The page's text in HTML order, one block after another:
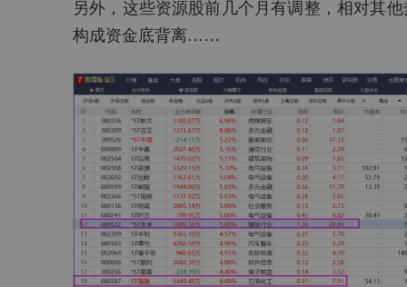
另外，这些资源股前几个月有调整，相对其
构成资金底背离……